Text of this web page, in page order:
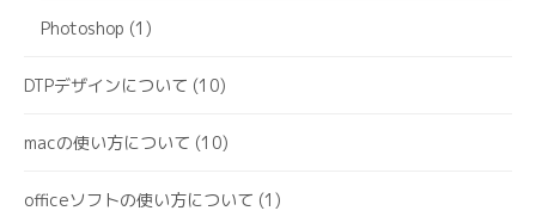
Photoshop (1)
DTPデザインについて (10)
macの使い方について (10)
officeソフトの使い方について (1)